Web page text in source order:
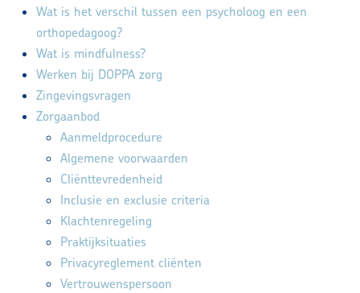
Wat is het verschil tussen een psycholoog en een
orthopedagoog?
Wat is mindfulness?
Werken bij DOPPA zorg
Zingevingsvragen
Zorgaanbod
Aanmeldprocedure
Algemene voorwaarden
Cliënttevredenheid
Inclusie en exclusie criteria
Klachtenregeling
Praktijksituaties
Privacyreglement cliënten
Vertrouwenspersoon